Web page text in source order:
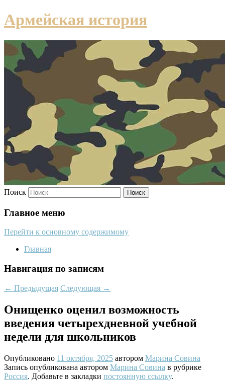
Армейская история
Поиск
Главное меню
Перейти к основному содержимому
Главная
Навигация по записям
← Предыдущая Следующая →
Онищенко оценил возможность
введения четырехдневной учебной
недели для школьников
Опубликовано 11 октября, 2025 автором Марина Совина
Запись опубликована автором Марина Совина в рубрике
Россия. Добавьте в закладки постоянную ссылку.